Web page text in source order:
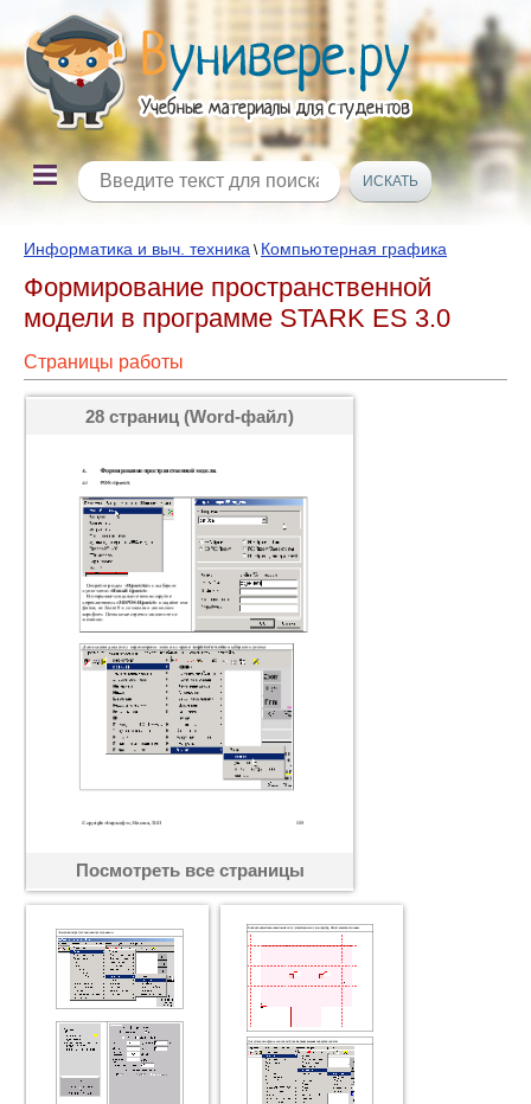
Информатика и выч. техника \ Компьютерная графика
Формирование пространственной
модели в программе STARK ES 3.0
Страницы работы
28 страниц (Word-файл)
Посмотреть все страницы